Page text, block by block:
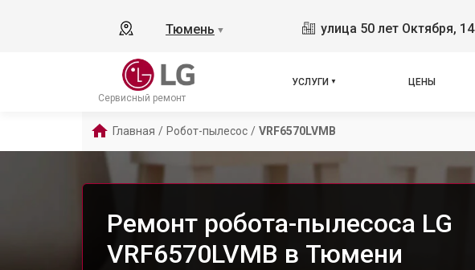
Тюмень ▼ улица 50 лет Октября, 14
Сервисный ремонт
УСЛУГИ ЦЕНЫ
Главная / Робот-пылесос / VRF6570LVMB
Ремонт робота-пылесоса LG
VRF6570LVMB в Тюмени